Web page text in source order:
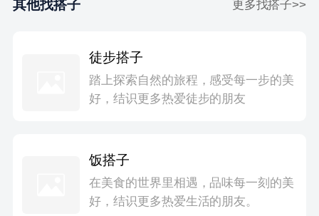
其他找搭子 更多找搭子>>
徒步搭子
踏上探索自然的旅程，感受每一步的美
好，结识更多热爱徒步的朋友
饭搭子
在美食的世界里相遇，品味每一刻的美
好，结识更多热爱生活的朋友。